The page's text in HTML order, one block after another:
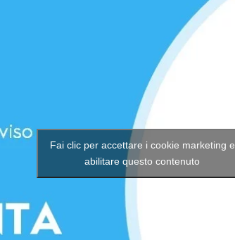
Fai clic per accettare i cookie marketing e
abilitare questo contenuto